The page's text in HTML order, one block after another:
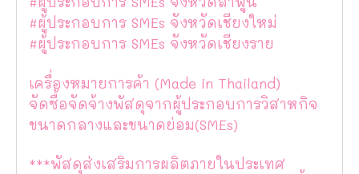
#ผู้ประกอบการ SMEs จังหวัดเชียงใหม่
#ผู้ประกอบการ SMEs จังหวัดเชียงราย
เครื่องหมายการค้า (Made in Thailand)
จัดซื้อจัดจ้างพัสดุจากผู้ประกอบการวิสาหกิจ
ขนาดกลางและขนาดย่อม(SMEs)
***พัสดุส่งเสริมการผลิตภายในประเทศ